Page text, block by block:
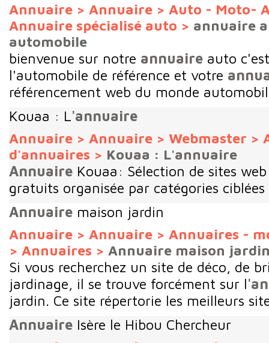
Annuaire > Annuaire > Auto - Moto-
Annuaire spécialisé auto > annuaire
automobile
bienvenue sur notre annuaire auto
l'automobile de référence et votre
référencement web du monde
Kouaa : L 'annuaire
Annuaire > Annuaire > Webmaster >
d'annuaires > Kouaa : L'annuaire
Annuaire Kouaa: Sélection de sites
gratuits organisée par catégories
Annuaire maison jardin
Annuaire > Annuaire > Annuaires -
> Annuaires > Annuaire maison
Si vous recherchez un site de déco, de
jardinage, il se trouve forcément sur l
jardin. Ce site répertorie les meilleurs
Annuaire Isère le Hibou Chercheur